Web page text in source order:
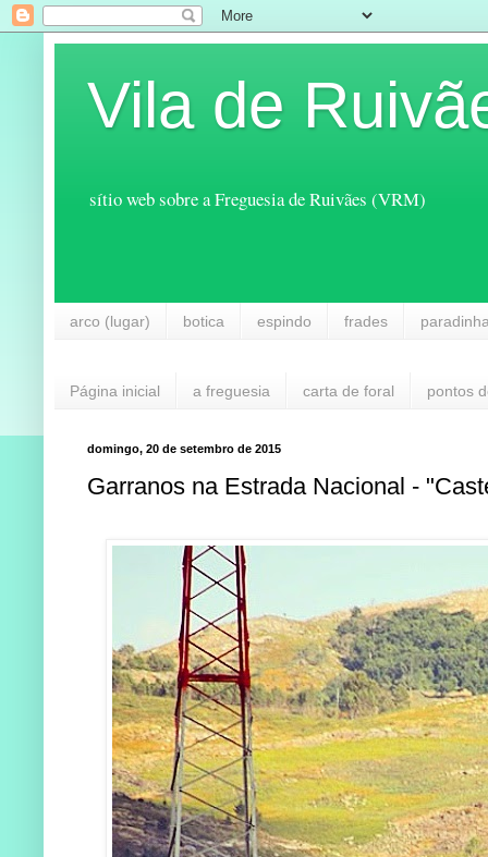
Vila de
sítio web sobre a Freguesia de Ruivães (VRM)
arco (lugar) botica espindo frades
Página inicial a freguesia carta de foral pontos
domingo, 20 de setembro de 2015
Garranos na Estrada Nacional -